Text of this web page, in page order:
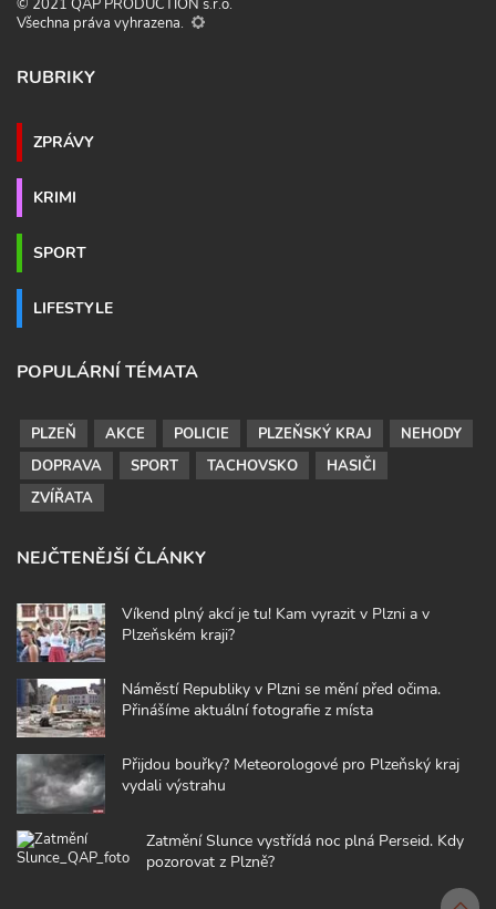
Všechna práva vyhrazena.
RUBRIKY
ZPRÁVY
KRIMI
SPORT
LIFESTYLE
POPULÁRNÍ TÉMATA
PLZEŇ AKCE POLICIE PLZEŇSKÝ KRAJ
NEHODY
DOPRAVA
SPORT TACHOVSKO
HASIČI
ZVÍŘATA
NEJČTENĚJŠÍ ČLÁNKY
Víkend plný akcí je tu! Kam vyrazit v Plzni a v
Plzeňském kraji?
Náměstí Republiky v Plzni se mění před očima.
Přinášíme aktuální fotografie z místa
Přijdou bouřky? Meteorologové pro Plzeňský kraj
vydali výstrahu
Zatmění Slunce vystřídá noc plná Perseid. Kdy
pozorovat z Plzně?